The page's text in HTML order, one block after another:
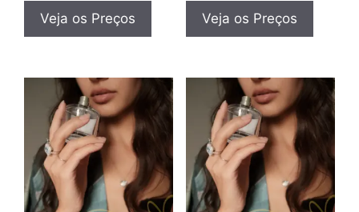
Veja os Preços Veja os Preços